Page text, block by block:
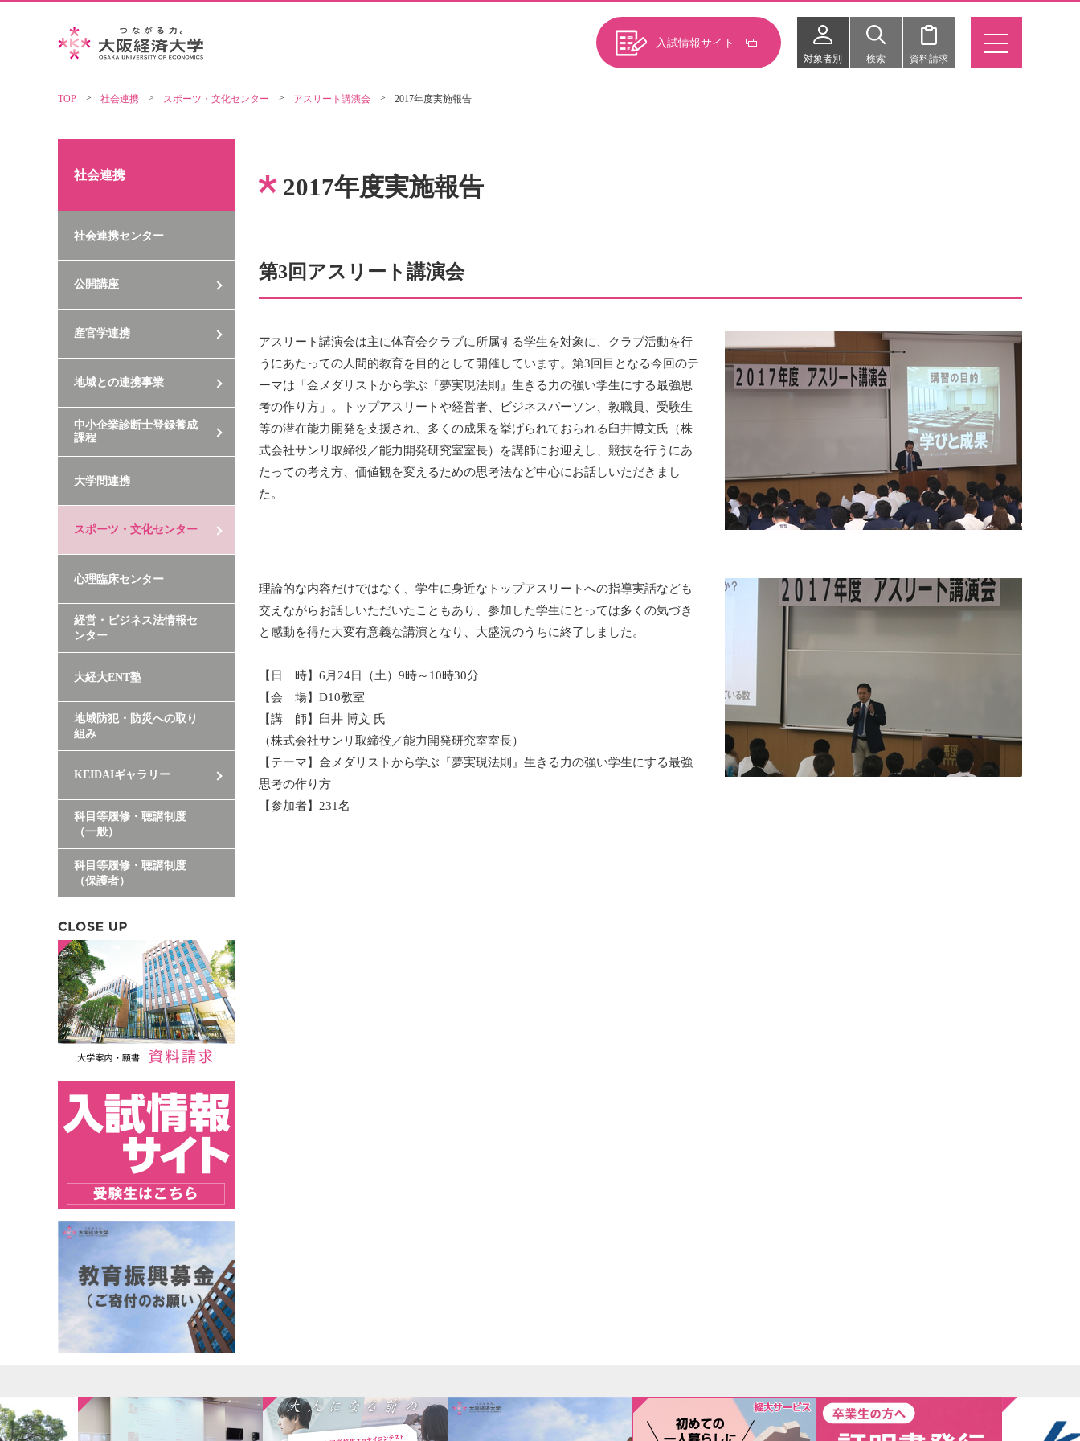
入試情報サイト
対象者別 検索 資料請求
TOP 社会連携 スポーツ・文化センター アスリート講演会 2017年度実施報告
2017年度実施報告
第3回アスリート講演会
アスリート講演会は主に体育会クラブに所属する学生を対象に、クラブ活動を行
うにあたっての人間的教育を目的として開催しています。第3回目となる今回のテ
ーマは「金メダリストから学ぶ『夢実現法則』生きる力の強い学生にする最強思
考の作り方」。トップアスリートや経営者、ビジネスパーソン、教職員、受験生
等の潜在能力開発を支援され、多くの成果を挙げられておられる臼井博文氏（株
式会社サンリ取締役／能力開発研究室室長）を講師にお迎えし、競技を行うにあ
たっての考え方、価値観を変えるための思考法など中心にお話しいただきまし
た。
理論的な内容だけではなく、学生に身近なトップアスリートへの指導実話なども
交えながらお話しいただいたこともあり、参加した学生にとっては多くの気づき
と感動を得た大変有意義な講演となり、大盛況のうちに終了しました。
【日 時】6月24日（土）9時～10時30分
【会 場】D10教室
【講 師】臼井 博文 氏
（株式会社サンリ取締役／能力開発研究室室長）
【テーマ】金メダリストから学ぶ『夢実現法則』生きる力の強い学生にする最強
思考の作り方
【参加者】231名
社会連携
社会連携センター
公開講座
産官学連携
地域との連携事業
中小企業診断士登録養成
課程
大学間連携
スポーツ・文化センター
心理臨床センター
経営・ビジネス法情報セ
ンター
大経大ENT塾
地域防犯・防災への取り
組み
KEIDAIギャラリー
科目等履修・聴講制度
（一般）
科目等履修・聴講制度
（保護者）